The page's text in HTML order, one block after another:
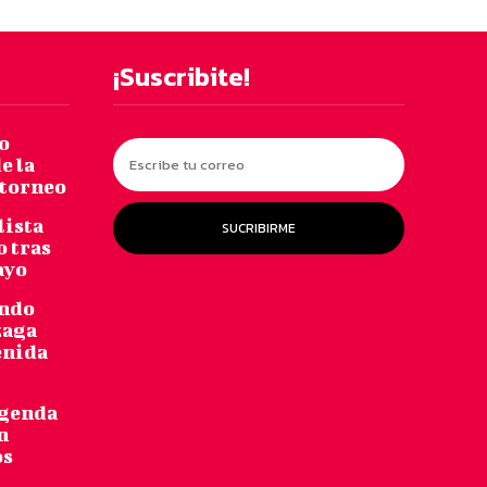
la
tras
¡Suscribite!
SUCRIBIRME